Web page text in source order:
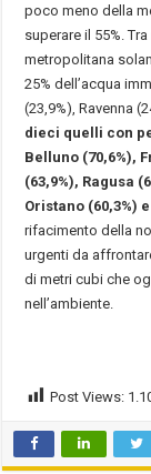
poco meno della
superare il 55%.
metropolitana
25% dell’acqua
(23,9%), Ravenna
dieci quelli con
Belluno (70,6%),
(63,9%), Ragusa
Oristano (60,3%)
rifacimento della
urgenti da
di metri cubi che
nell’ambiente.
Post Views: